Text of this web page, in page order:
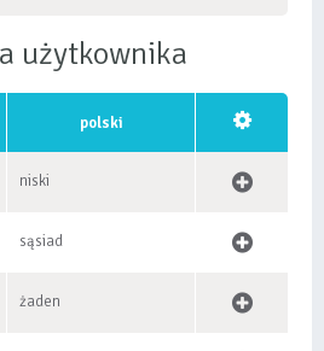
użytkownika
polski
niski
sąsiad
żaden